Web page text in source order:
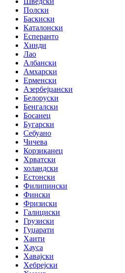
Полски
Баскиски
Каталонски
Есперанто
Хинди
Лао
Албански
Амхарски
Ерменски
Азербејџански
Белоруски
Бенгалски
Босанец
Бугарски
Себуано
Чичева
Корзиканец
Хрватски
холандски
Естонски
Филипински
Фински
Фризиски
Галициски
Грузиски
Гуџарати
Хаити
Хауса
Хавајски
Хебрејски